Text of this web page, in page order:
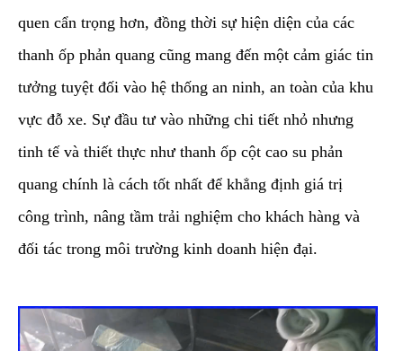
quen cẩn trọng hơn, đồng thời sự hiện diện của các
thanh ốp phản quang cũng mang đến một cảm giác tin
tưởng tuyệt đối vào hệ thống an ninh, an toàn của khu
vực đỗ xe. Sự đầu tư vào những chi tiết nhỏ nhưng
tinh tế và thiết thực như thanh ốp cột cao su phản
quang chính là cách tốt nhất để khẳng định giá trị
công trình, nâng tầm trải nghiệm cho khách hàng và
đối tác trong môi trường kinh doanh hiện đại.